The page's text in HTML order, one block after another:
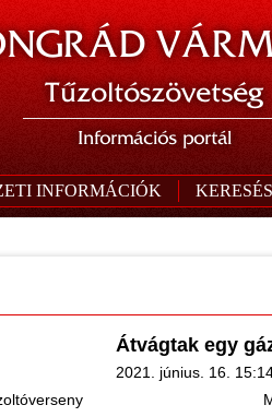
Tűzoltószövetség
Információs portál
INFORMÁCIÓK KERESÉS
Átvágtak egy
2021. június. 16.